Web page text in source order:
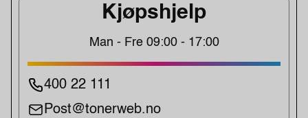
Kjøpshjelp
Man - Fre 09:00 - 17:00
400 22 111
Post@tonerweb.no